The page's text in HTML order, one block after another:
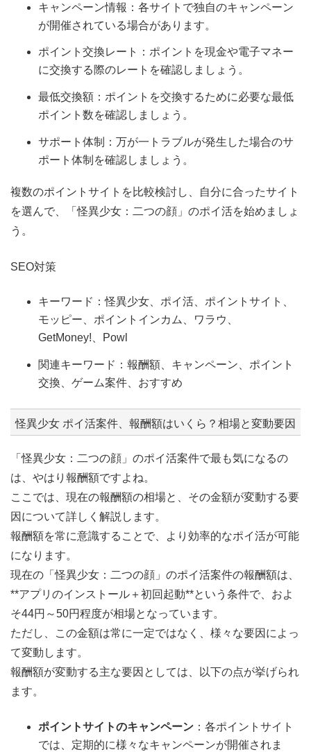
キャンペーン情報：各サイトで独自のキャンペーン
が開催されている場合があります。
ポイント交換レート：ポイントを現金や電子マネー
に交換する際のレートを確認しましょう。
最低交換額：ポイントを交換するために必要な最低
ポイント数を確認しましょう。
サポート体制：万が一トラブルが発生した場合のサ
ポート体制を確認しましょう。
複数のポイントサイトを比較検討し、自分に合ったサイト
を選んで、「怪異少女：二つの顔」のポイ活を始めましょ
う。
SEO対策
キーワード：怪異少女、ポイ活、ポイントサイト、
モッピー、ポイントインカム、ワラウ、
GetMoney!、Powl
関連キーワード：報酬額、キャンペーン、ポイント
交換、ゲーム案件、おすすめ
怪異少女 ポイ活案件、報酬額はいくら？相場と変動要因
「怪異少女：二つの顔」のポイ活案件で最も気になるの
は、やはり報酬額ですよね。
ここでは、現在の報酬額の相場と、その金額が変動する要
因について詳しく解説します。
報酬額を常に意識することで、より効率的なポイ活が可能
になります。
現在の「怪異少女：二つの顔」のポイ活案件の報酬額は、
**アプリのインストール＋初回起動**という条件で、およ
そ44円～50円程度が相場となっています。
ただし、この金額は常に一定ではなく、様々な要因によっ
て変動します。
報酬額が変動する主な要因としては、以下の点が挙げられ
ます。
ポイントサイトのキャンペーン ：各ポイントサイト
では、定期的に様々なキャンペーンが開催されま